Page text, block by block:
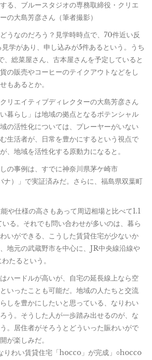
る、ブルースタジオの専務取締役・クリエ
の大島芳彦さん（筆者撮影）
うなのだろう？見学時時点で、70件近い反
学があり、申し込みが5件あるという。うち
、総菜屋さん、古本屋さんを予定していると
の販売やコーヒーのテイクアウトなどをし
もあるとか。
リエイティブディレクターの大島芳彦さん
暮らし」は地域の拠点となるポテンシャル
の活性化については、プレーヤーがいない
生活者が、日常を豊かにするという視点で
、地域を活性化する原動力になると。
の事例は、すでに神奈川県茅ケ崎市
）」で実証済みだ。さらに、福島県双葉町
や仕様の高さもあって周辺相場と比べて1.1
いる。それでも問い合わせが多いのは、暮ら
いができる、こうした賃貸住宅が少ないか
地元の武蔵野市を中心に、JR中央線沿線や
たるという。
ハードルが高いが、自宅の延長線上なら空
いったことも可能だ。地域の人たちと交流
しを豊かにしたいと思っている、なりわい
う。そうした人が一歩踏み出せるのが、な
。居住者がそろうとどういった賑わいがで
が楽しみだ。
りわい賃貸住宅「hocco」が完成」○hocco